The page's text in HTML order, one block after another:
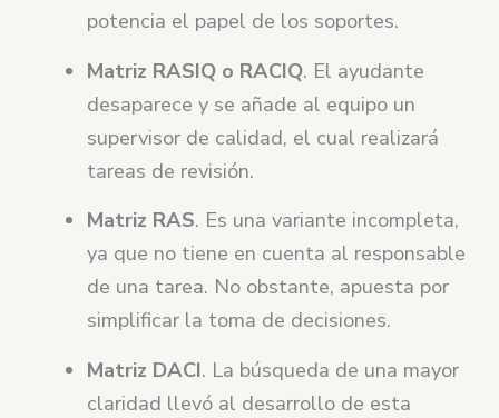
potencia el papel de los soportes.
Matriz RASIQ o RACIQ. El ayudante
desaparece y se añade al equipo un
supervisor de calidad, el cual realizará
tareas de revisión.
Matriz RAS. Es una variante incompleta,
ya que no tiene en cuenta al responsable
de una tarea. No obstante, apuesta por
simplificar la toma de decisiones.
Matriz DACI. La búsqueda de una mayor
claridad llevó al desarrollo de esta